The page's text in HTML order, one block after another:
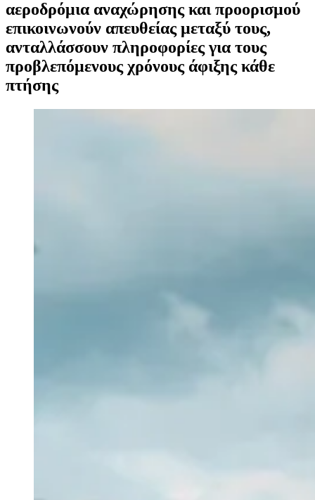
αεροδρόμια αναχώρησης και προορισμού
επικοινωνούν απευθείας μεταξύ τους,
ανταλλάσσουν πληροφορίες για τους
προβλεπόμενους χρόνους άφιξης κάθε
πτήσης